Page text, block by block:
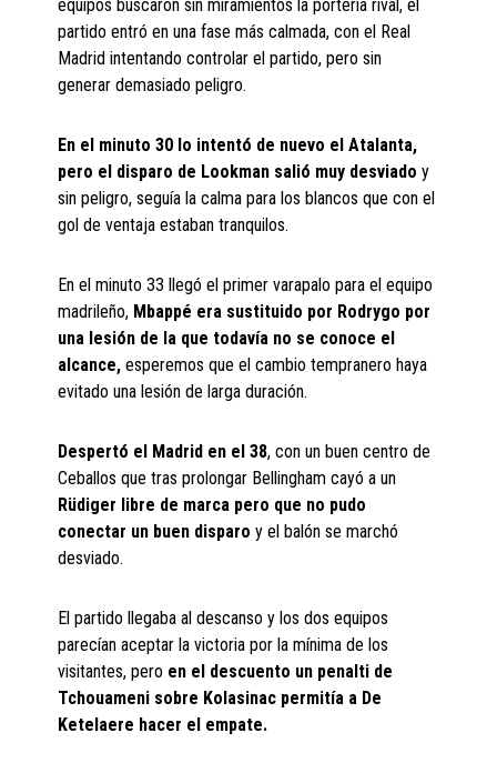
equipos buscaron sin miramientos la portería rival, el
partido entró en una fase más calmada, con el Real
Madrid intentando controlar el partido, pero sin
generar demasiado peligro.
En el minuto 30 lo intentó de nuevo el Atalanta,
pero el disparo de Lookman salió muy desviado y
sin peligro, seguía la calma para los blancos que con el
gol de ventaja estaban tranquilos.
En el minuto 33 llegó el primer varapalo para el equipo
madrileño, Mbappé era sustituido por Rodrygo por
una lesión de la que todavía no se conoce el
alcance,esperemos que el cambio tempranero haya
evitado una lesión de larga duración.
Despertó el Madrid en el 38, con un buen centro de
Ceballos que tras prolongar Bellingham cayó a un
Rüdiger libre de marca pero que no pudo
conectar un buen disparoy el balón se marchó
desviado.
El partido llegaba al descanso y los dos equipos
parecían aceptar la victoria por la mínima de los
visitantes, pero en el descuento un penalti de
Tchouameni sobre Kolasinac permitía a De
Ketelaere hacer el empate.